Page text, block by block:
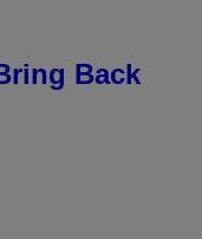
Back